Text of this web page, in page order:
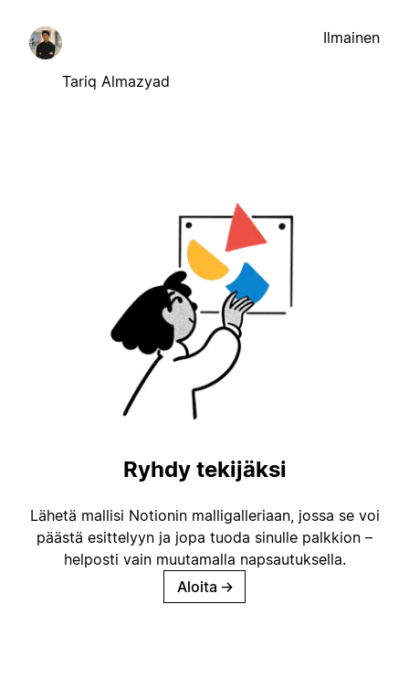
Tariq Almazyad
Ilmainen
Ryhdy tekijäksi
Lähetä mallisi Notionin malligalleriaan, jossa se voi
päästä esittelyyn ja jopa tuoda sinulle palkkion –
helposti vain muutamalla napsautuksella.
Aloita →